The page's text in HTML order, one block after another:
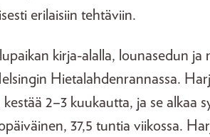
erilaisiin tehtäviin.
kirja-alalla, lounasedun ja
Hietalahdenrannassa.
2–3 kuukautta, ja se alkaa
37,5 tuntia viikossa.